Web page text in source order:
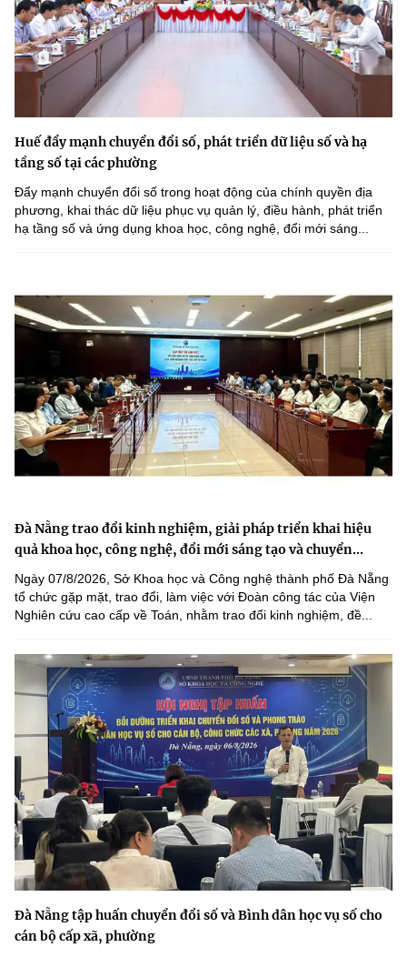
Huế đẩy mạnh chuyển đổi số, phát triển dữ liệu số và hạ
tầng số tại các phường
Đẩy mạnh chuyển đổi số trong hoạt động của chính quyền địa
phương, khai thác dữ liệu phục vụ quản lý, điều hành, phát triển
hạ tầng số và ứng dụng khoa học, công nghệ, đổi mới sáng...
Đà Nẵng trao đổi kinh nghiệm, giải pháp triển khai hiệu
quả khoa học, công nghệ, đổi mới sáng tạo và chuyển...
Ngày 07/8/2026, Sở Khoa học và Công nghệ thành phố Đà Nẵng
tổ chức gặp mặt, trao đổi, làm việc với Đoàn công tác của Viện
Nghiên cứu cao cấp về Toán, nhằm trao đổi kinh nghiệm, đề...
Đà Nẵng tập huấn chuyển đổi số và Bình dân học vụ số cho
cán bộ cấp xã, phường